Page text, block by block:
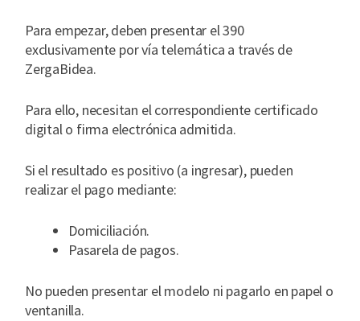
Para empezar, deben presentar el 390
exclusivamente por vía telemática a través de
ZergaBidea.
Para ello, necesitan el correspondiente certificado
digital o firma electrónica admitida.
Si el resultado es positivo (a ingresar), pueden
realizar el pago mediante:
Domiciliación.
Pasarela de pagos.
No pueden presentar el modelo ni pagarlo en papel o
ventanilla.